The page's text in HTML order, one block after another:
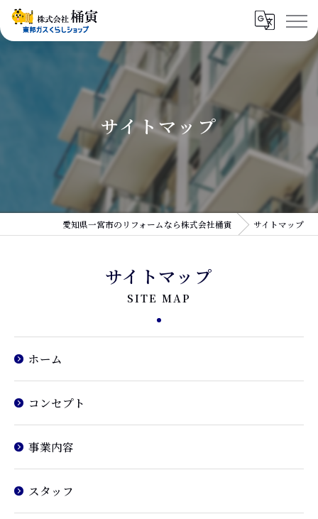
サイトマップ
愛知県一宮市のリフォームなら株式会社桶寅 サイトマップ
SITE MAP
サイトマップ
ホーム
コンセプト
事業内容
スタッフ